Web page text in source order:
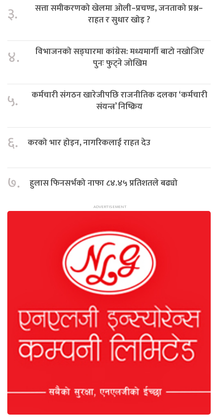
३.
सत्ता समीकरणको खेलमा ओली–प्रचण्ड, जनताको प्रश्न–
राहत र सुधार खोइ ?
४.
विभाजनको सङ्घारमा कांग्रेस: मध्यमार्गी बाटो नखोजिए
पुनः फुट्ने जोखिम
५.
कर्मचारी संगठन खारेजीपछि राजनीतिक दलका ‘कर्मचारी
संयन्त्र’ निष्क्रिय
६. करको भार होइन, नागरिकलाई राहत देउ
७. हुलास फिनसर्भको नाफा ८४.४५ प्रतिशतले बढ्यो